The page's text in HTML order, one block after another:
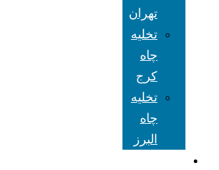
تهران
تخلیه
چاه
کرج
تخلیه
چاه
البرز